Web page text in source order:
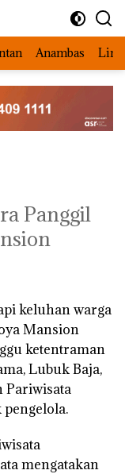
Anambas
Panggil
keluhan warga
Mansion
ketentraman
Lubuk Baja,
Pariwisata
mengatakan